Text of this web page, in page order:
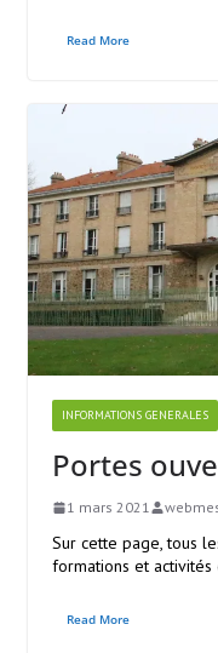
Read More
INFORMATIONS GENERALES
Portes
1 mars 2021
Sur cette page, tous
formations et activités
Read More